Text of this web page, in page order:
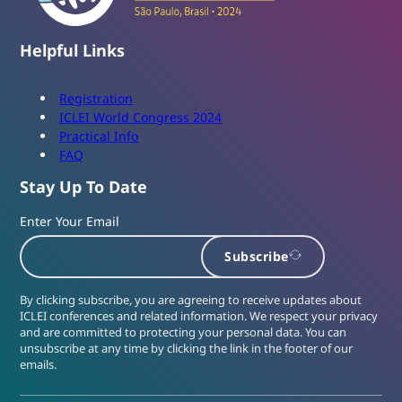
Helpful Links
Registration
ICLEI World Congress 2024
Practical Info
FAQ
Stay Up To Date
Enter Your Email
Subscribe
By clicking subscribe, you are agreeing to receive updates about
ICLEI conferences and related information. We respect your privacy
and are committed to protecting your personal data. You can
unsubscribe at any time by clicking the link in the footer of our
emails.